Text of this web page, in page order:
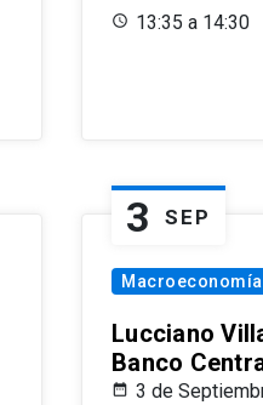
13:35 a 14:30
3 SEP
Macroeconomía
Lucciano
Banco
3 de